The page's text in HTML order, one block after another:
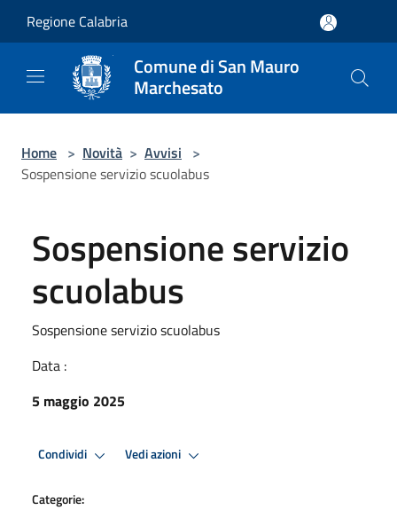
Regione Calabria
Comune di San Mauro
Marchesato
Home > Novità > Avvisi >
Sospensione servizio scuolabus
Sospensione servizio
scuolabus
Sospensione servizio scuolabus
Data :
5 maggio 2025
Condividi Vedi azioni
Categorie: